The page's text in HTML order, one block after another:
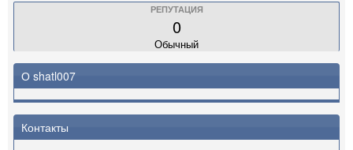
РЕПУТАЦИЯ
0
Обычный
О shatl007
Контакты